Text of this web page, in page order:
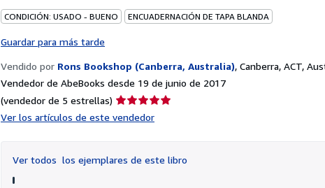
CONDICIÓN: USADO - BUENO ENCUADERNACIÓN DE TAPA BLANDA
Guardar para más tarde
Vendido por Rons Bookshop (Canberra, Australia), Canberra, ACT,
Vendedor de AbeBooks desde 19 de junio de 2017
(vendedor de 5 estrellas) Calificación
Ver los artículos de este vendedor
Ver todos los ejemplares de este libro